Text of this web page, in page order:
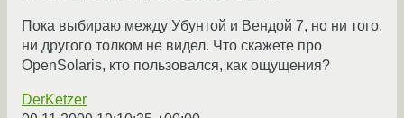
Пока выбираю между Убунтой и Вендой 7, но ни того,
ни другого толком не видел. Что скажете про
OpenSolaris, кто пользовался, как ощущения?
DerKetzer